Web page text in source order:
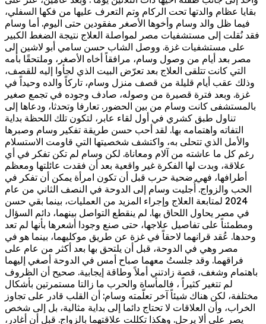
بقايا عظام والدتها تحت الركام وتم التعرف عليها من فكها السفلي،
فيما ظل والد وسام وأخوها الأصغر مفقودين حتى اليوم. أما وسام
فقد نُقلت إلى مستشفيات مصر لمواصلة العلاج نتيجة الضغط الكبير
على مستشفيات غزة. ووصل الشاب حسن سامي أبو لاشين إلى
مصر بعد أيام من وصول وسام، مرافقاً أخاه الأصغر، وملتحقًا بأمه
التي كانت تتلقى العلاج بعد تعرّض البيت الذي لجأوا إليه للقصف،
وذلك عقب أيام قليلة من قصف منزل وسام، تاركاً والده وحيداً في
غزة. وبعد فترة قصيرة من وصوله، صادف وجوده في تجمع صغير
بالمستشفى كانت وسام من بين الحضور. تعارفا وتحدثا، ودعاها إلى
تناول طبق كشري في أول لقاء عابر، لتكون تلك اللحظة بداية
التفاته واهتمامه بها. لقد أحب حسن طريقة تفكير وسام وصبرها
والأمل الذي تتحلى به، واكتشف شخصيتها التي قاومت الاستسلام
رغم كل ما عاشته من آلام ومعاناة. لكن وسام لم تكن تفكر في أي
علاقة، وبدت لها الفكرة غير واقعية بعد أن فقدت عائلتها ومعظم
أطرافها، فهي ضحية حرب قبل أن تكون امرأة يمكن أن تفكر في
الحب والزواج. أُجليت وسام إلى الدوحة في النصف الثاني من عام
2024 لمتابعة العلاج وإجراء المزيد من العمليات، بينما بقي حسن
في مصر يحاول اللحاق بها. لم ينقطع التواصل بينهما، دائم السؤال
ومطمئناً على تفاصيل علاجها، حتى صنع وجودا أشعرها بأنها لم تعد
وحدها. عُقد قرانهما لاحقاً في غزة عن طريق موكليهما، بينما هو في
مصر وهي في الدوحة، قبل أن يلتحق بها بعد أكثر من عام على
فراقهما. وقد جلستُ معهما صباح أمس في الدوحة أصغي إليهما
باهتمام وشغف، قصة زادتني أملاً وطاقة إيجابية. صحيح أن الظروف
لم تتغير كثيراً ، فالمأساة والحرب ما زالتا مستمرتين بأشكال
مختلفة، لكن هناك شيئاً آخر تعلّمته وسام: أن القلب قادر على تجاوز
الخراب، وأن العلاقات لا تحتاج دائما إلى بداية مثالية، بل إلى شخص
يصر على ألا يرحل. وهكذا تكللت علاقتهما بالزواج. قبل أن أغادر،